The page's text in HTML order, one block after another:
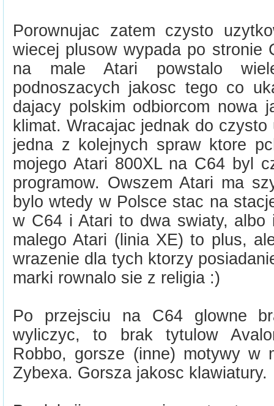
Porownujac zatem czysto
wiecej plusow wypada po stronie
na male Atari powstalo
podnoszacych jakosc tego co
dajacy polskim odbiorcom nowa
klimat. Wracajac jednak do
jedna z kolejnych spraw ktore
mojego Atari 800XL na C64 byl
programow. Owszem Atari ma
bylo wtedy w Polsce stac na
w C64 i Atari to dwa swiaty,
malego Atari (linia XE) to plus,
wrazenie dla tych ktorzy
marki rownalo sie z religia :)
Po przejsciu na C64 glowne
wyliczyc, to brak tytulow
Robbo, gorsze (inne) motywy w
Zybexa. Gorsza jakosc klawiatury.